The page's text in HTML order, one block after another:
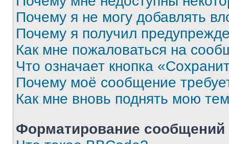
Почему я не могу добавлять
Почему я получил
Как мне пожаловаться на
Что означает кнопка
Почему моё сообщение
Как мне вновь поднять мою
Форматирование